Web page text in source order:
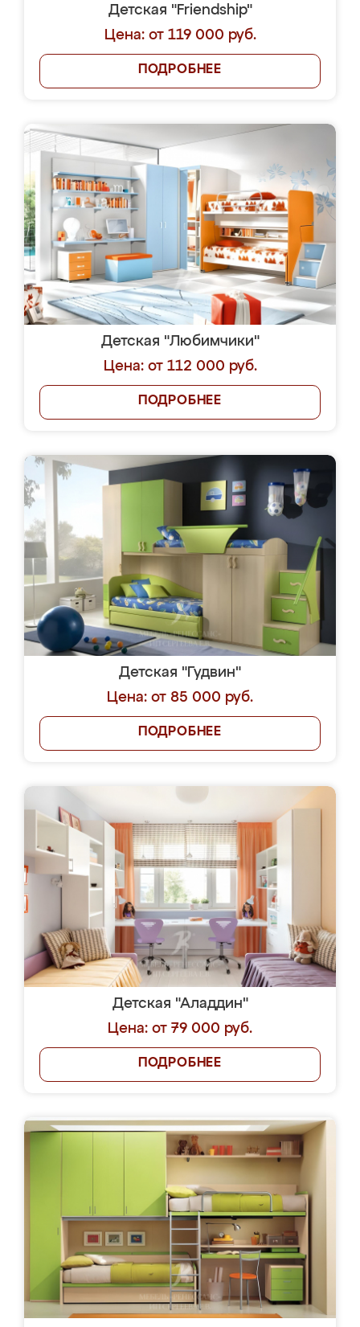
Детская "Friendship"
Цена: от 119 000 руб.
ПОДРОБНЕЕ
Детская "Любимчики"
Цена: от 112 000 руб.
ПОДРОБНЕЕ
Детская "Гудвин"
Цена: от 85 000 руб.
ПОДРОБНЕЕ
Детская "Аладдин"
Цена: от 79 000 руб.
ПОДРОБНЕЕ